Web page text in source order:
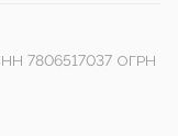
7806517037 ОГРН